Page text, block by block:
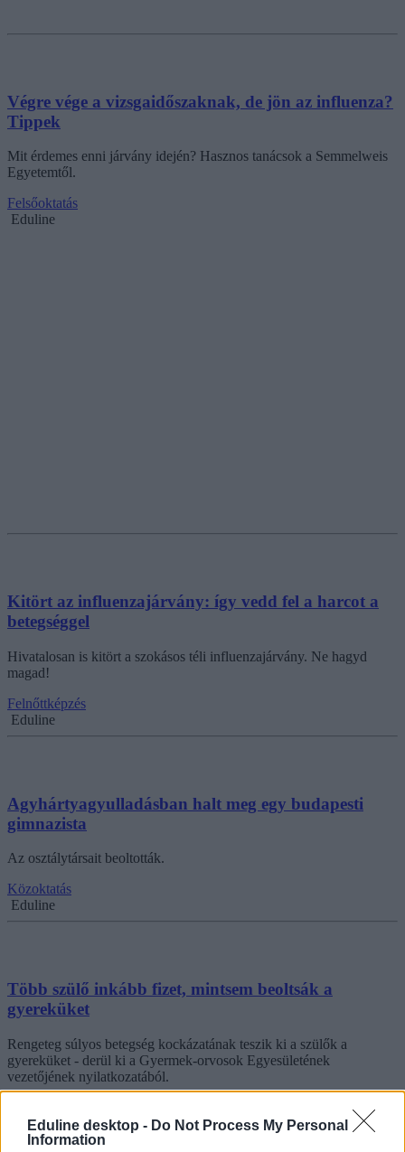
Eduline desktop - Do Not Process My Personal
Information
Végre vége a vizsgaidőszaknak, de jön az influenza?
Tippek
Mit érdemes enni járvány idején? Hasznos tanácsok a Semmelweis
Egyetemtől.
Felsőoktatás
Eduline
Kitört az influenzajárvány: így vedd fel a harcot a
betegséggel
Hivatalosan is kitört a szokásos téli influenzajárvány. Ne hagyd
magad!
Felnőttképzés
Eduline
Agyhártyagyulladásban halt meg egy budapesti
gimnazista
Az osztálytársait beoltották.
Közoktatás
Eduline
Több szülő inkább fizet, mintsem beoltsák a
gyereküket
Rengeteg súlyos betegség kockázatának teszik ki a szülők a
gyereküket - derül ki a Gyermek-orvosok Egyesületének
vezetőjének nyilatkozatából.
Eduline